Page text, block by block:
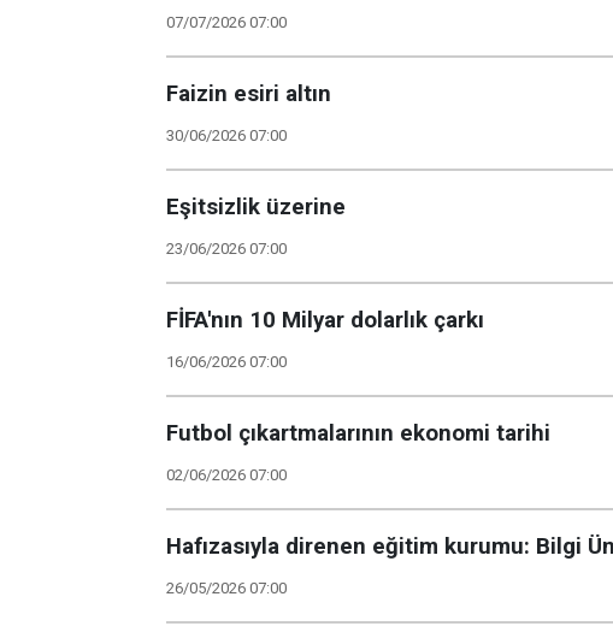
07/07/2026 07:00
Faizin esiri altın
30/06/2026 07:00
Eşitsizlik üzerine
23/06/2026 07:00
FİFA'nın 10 Milyar dolarlık çarkı
16/06/2026 07:00
Futbol çıkartmalarının ekonomi tarihi
02/06/2026 07:00
Hafızasıyla direnen eğitim kurumu: Bilgi
26/05/2026 07:00